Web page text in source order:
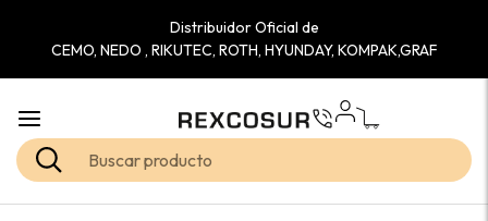
Distribuidor Oficial de
CEMO, NEDO , RIKUTEC, ROTH, HYUNDAY, KOMPAK,GRAF